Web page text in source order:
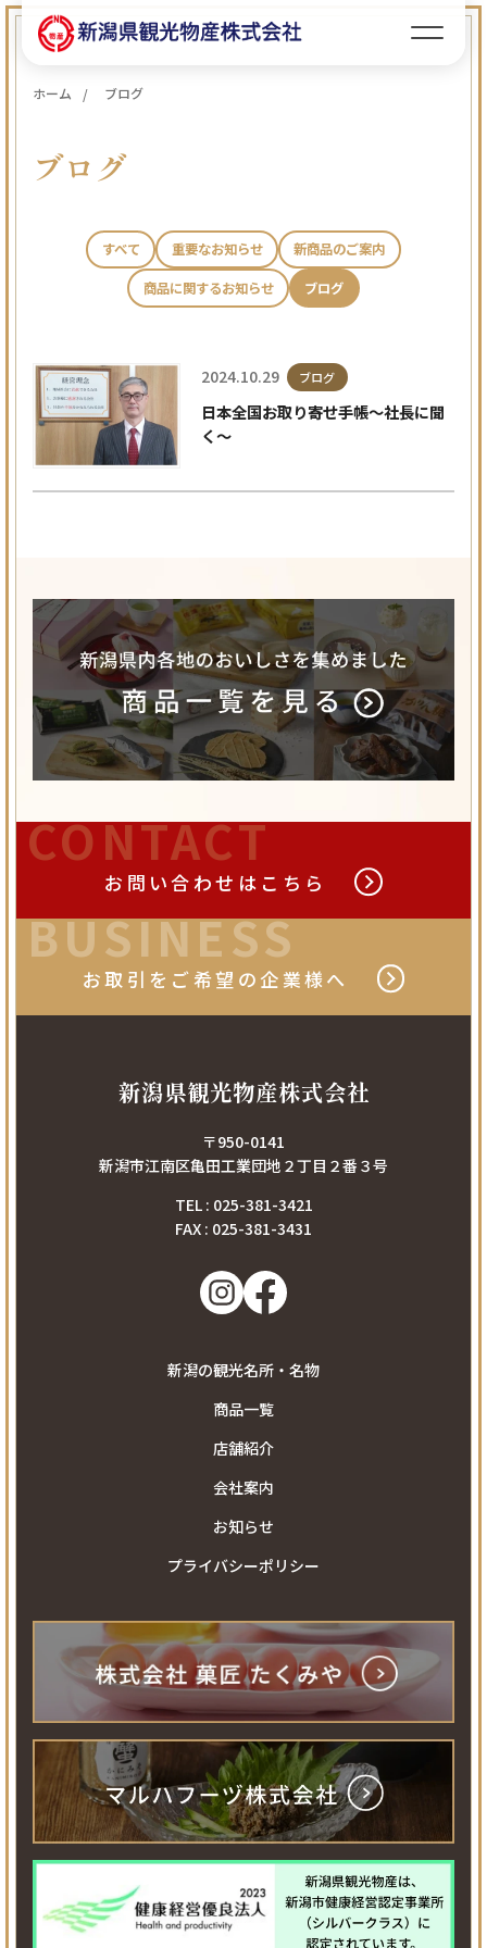
ホーム ブログ
ブログ
すべて 重要なお知らせ
新商品のご案内
商品に関するお知らせ
ブログ
2024.10.29 ブログ
日本全国お取り寄せ手帳～社長に聞
く～
CONTACT
お問い合わせは こちら
BUSINESS
お取引をご希望の 企業様へ
新潟県観光物産株式会社
〒950-0141
新潟市江南区亀田工業団地２丁目２番３号
TEL : 025-381-3421
FAX : 025-381-3431
新潟の観光名所・名物
商品一覧
店舗紹介
会社案内
お知らせ
プライバシーポリシー